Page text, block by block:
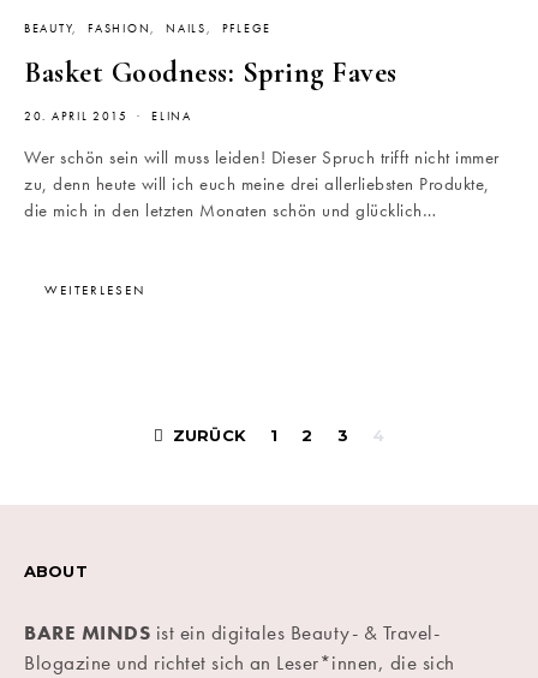
BEAUTY FASHION NAILS PFLEGE
Basket Goodness: Spring Faves
20. APRIL 2015 ELINA
Wer schön sein will muss leiden! Dieser Spruch trifft nicht immer
zu, denn heute will ich euch meine drei allerliebsten Produkte,
die mich in den letzten Monaten schön und glücklich…
WEITERLESEN
ZURÜCK 1 2 3 4
ABOUT
BARE MINDS ist ein digitales Beauty- & Travel-
Blogazine und richtet sich an Leser*innen, die sich